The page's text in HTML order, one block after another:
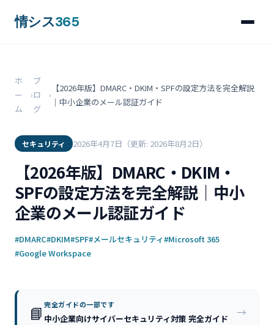
情シス365
ホ
ー
ム
›
ブ
ロ
グ
›
【2026年版】DMARC・DKIM・SPFの設定方法を完全解説
｜中小企業のメール認証ガイド
セキュリティ 2026年4月7日 （更新: 2026年8月2日）
【2026年版】DMARC・DKIM・
SPFの設定方法を完全解説｜中小
企業のメール認証ガイド
#DMARC#DKIM#SPF#メールセキュリティ#Microsoft 365
#Google Workspace
📘 完全ガイドの一部です
中小企業向けサイバーセキュリティ対策 完全ガイド →